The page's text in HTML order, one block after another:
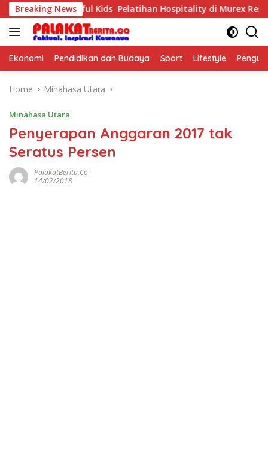
Skip
to
content
Breaking News
The Purposeful Kids Pelatihan Hospitality di Murex Resort
Ekonomi Pendidikan dan Budaya Sport Lifestyle
Home Minahasa Utara
Minahasa Utara
Penyerapan Anggaran 2017 tak
Seratus Persen
PalakatBerita.co
14/02/2018